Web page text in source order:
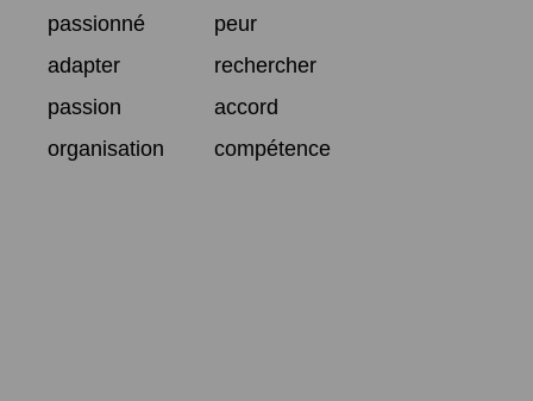
passionné
peur
adapter
rechercher
passion
accord
organisation
compétence